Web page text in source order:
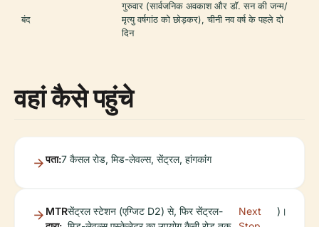
बंद
गुरुवार (सार्वजनिक अवकाश और डॉ. सन की जन्म/
मृत्यु वर्षगांठ को छोड़कर), चीनी नव वर्ष के पहले दो
दिन
वहां कैसे पहुंचे
पता:7 कैसल रोड, मिड-लेवल्स, सेंट्रल, हांगकांग
MTRसेंट्रल स्टेशन (एग्जिट D2) से, फिर सेंट्रल-
Next
)।